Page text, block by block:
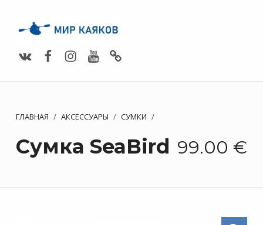
ГЛАВНАЯ / АКСЕССУАРЫ / СУМКИ /
Сумка SeaBird 99.00€